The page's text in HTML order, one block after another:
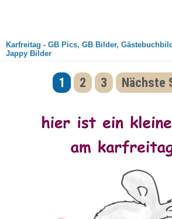
Karfreitag - GB Pics, GB Bilder,
Jappy Bilder
1 2 3 Nächste